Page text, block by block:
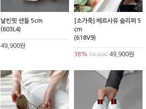
날씬핏 샌들 5cm
(603L4)
49,900원
[소가죽] 베르사유 슬리퍼 5
cm
(618V9)
38% 79,90049,900원